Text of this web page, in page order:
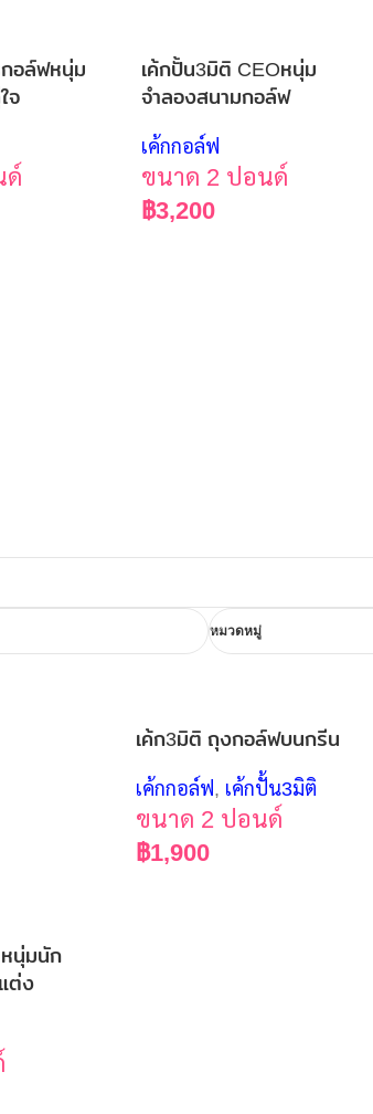
กอล์ฟหนุ่ม
จ
ด์
เค้กปั้น3มิติ CEOหนุ่ม
จำลองสนามกอล์ฟ
เค้กกอล์ฟ
ขนาด 2 ปอนด์
฿3,200
หมวดหมู่
นุ่มนัก
ต่ง
เค้ก3มิติ ถุงกอล์ฟบนกรีน
เค้กกอล์ฟ, เค้กปั้น3มิติ
ขนาด 2 ปอนด์
฿1,900